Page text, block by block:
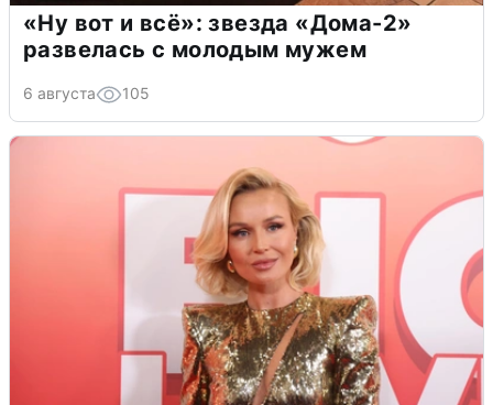
«Ну вот и всё»: звезда «Дома-2»
развелась с молодым мужем
6 августа 105